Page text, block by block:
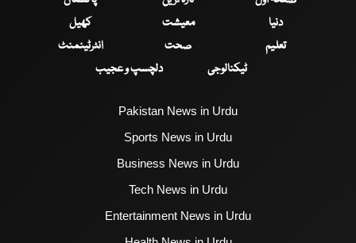
دنیا
معیشت
کھیل
تعلیم
صحت
انٹرٹینمنٹ
ٹیکنالوجی
دلچسپ و عجیب
Pakistan News in Urdu
Sports News in Urdu
Business News in Urdu
Tech News in Urdu
Entertainment News in Urdu